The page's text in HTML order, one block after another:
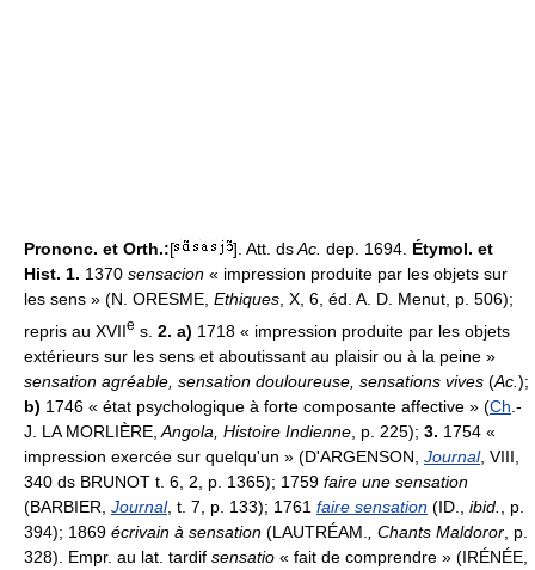
Prononc. et Orth.:[ ]. Att. dsAc. dep. 1694. Étymol. et
Hist. 1. 1370 sensacion « impression produite par les objets sur
les sens » (N. ORESME, Ethiques, X, 6, éd. A. D. Menut, p. 506);
repris au XVIIe s. 2. a) 1718 « impression produite par les objets
extérieurs sur les sens et aboutissant au plaisir ou à la peine »
sensation agréable, sensation douloureuse, sensations vives (Ac. );
b) 1746 « état psychologique à forte composante affective » (Ch .-
J. LA MORLIÈRE, Angola, Histoire Indienne , p. 225); 3. 1754 «
impression exercée sur quelqu'un » (D'ARGENSON, Journal, VIII,
340 ds BRUNOT t. 6, 2, p. 1365); 1759 faire une sensation
(BARBIER, Journal, t. 7, p. 133); 1761 faire sensation (ID., ibid.
, p.
394); 1869 écrivain à sensation (LAUTRÉAM. , Chants Maldoror , p.
328). Empr. au lat. tardif sensatio « fait de comprendre » (IRÉNÉE,